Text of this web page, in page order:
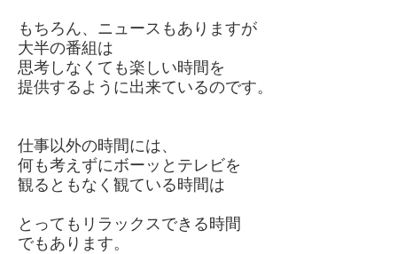
もちろん、ニュースもありますが
大半の番組は
思考しなくても楽しい時間を
提供するように出来ているのです。
仕事以外の時間には、
何も考えずにボーッとテレビを
観るともなく観ている時間は
とってもリラックスできる時間
でもあります。